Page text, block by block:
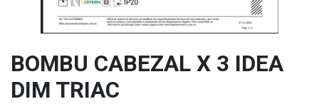
BOMBU CABEZAL X 3 IDEA
DIM TRIAC